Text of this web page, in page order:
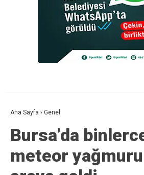
Ana Sayfa › Genel
Bursa’da
meteor